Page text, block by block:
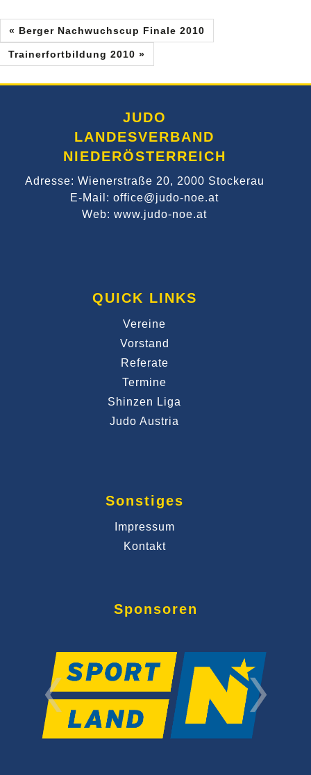
« Berger Nachwuchscup Finale 2010
Trainerfortbildung 2010 »
JUDO
LANDESVERBAND
NIEDERÖSTERREICH
Adresse: Wienerstraße 20, 2000 Stockerau
E-Mail: office@judo-noe.at
Web: www.judo-noe.at
QUICK LINKS
Vereine
Vorstand
Referate
Termine
Shinzen Liga
Judo Austria
Sonstiges
Impressum
Kontakt
Sponsoren